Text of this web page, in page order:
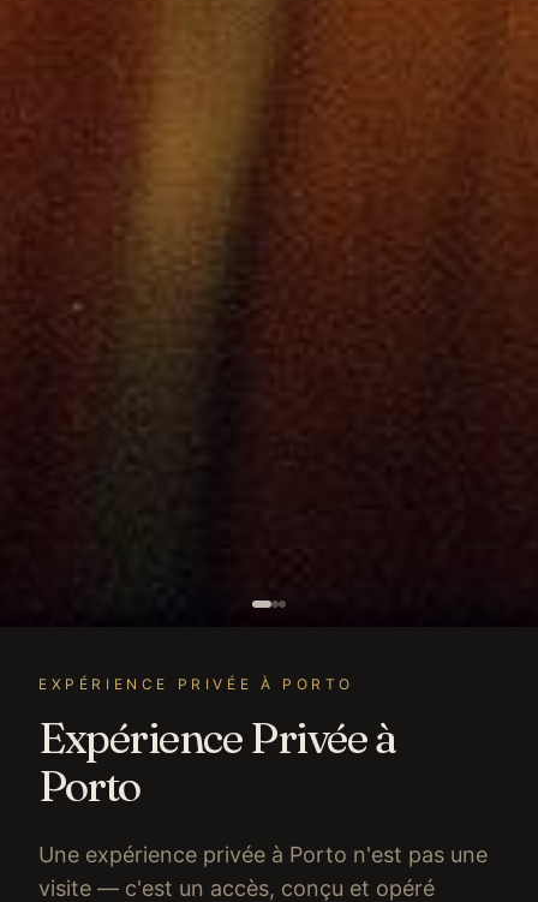
EXPÉRIENCE PRIVÉE À PORTO
Expérience Privée à
Porto
Une expérience privée à Porto n'est pas une
visite — c'est un accès, conçu et opéré